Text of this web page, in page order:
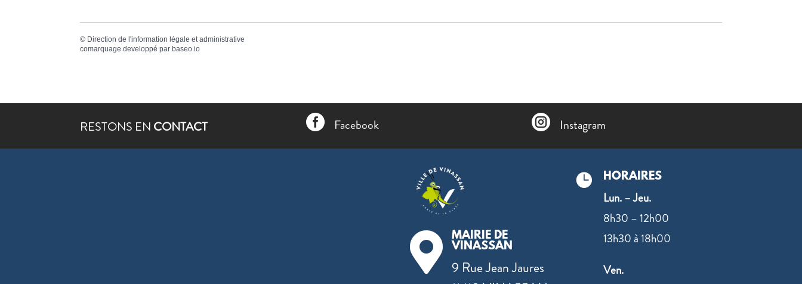
© Direction de l'information légale et administrative
comarquage developpé par baseo.io
RESTONS EN CONTACT  Facebook  Instagram

MAIRIE DE
VINASSAN
9 Rue Jean Jaures
 HORAIRES
Lun. – Jeu.
8h30 – 12h00
13h30 à 18h00
Ven.